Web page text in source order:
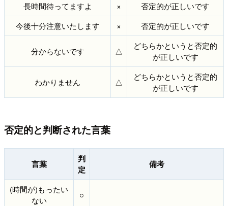
長時間待ってますよ
×
否定的が正しいです
今後十分注意いたします
× 否定的が正しいです
分からないです △
どちらかというと否定的
が正しいです
わかりません △
どちらかというと否定的
が正しいです
否定的と判断された言葉
言葉
判
定
備考
(時間が)もったい
ない
○